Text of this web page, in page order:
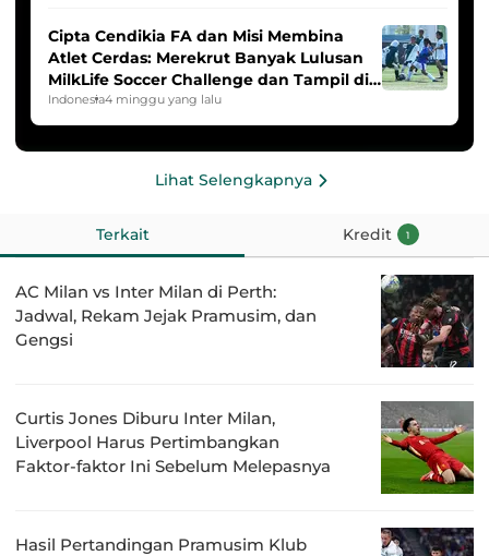
Cipta Cendikia FA dan Misi Membina
Atlet Cerdas: Merekrut Banyak Lulusan
MilkLife Soccer Challenge dan Tampil di
HYDROPLUS Soccer League
Indonesia4 minggu yang lalu
Lihat Selengkapnya
Terkait Kredit 1
AC Milan vs Inter Milan di Perth:
Jadwal, Rekam Jejak Pramusim, dan
Gengsi
Curtis Jones Diburu Inter Milan,
Liverpool Harus Pertimbangkan
Faktor-faktor Ini Sebelum Melepasnya
Hasil Pertandingan Pramusim Klub